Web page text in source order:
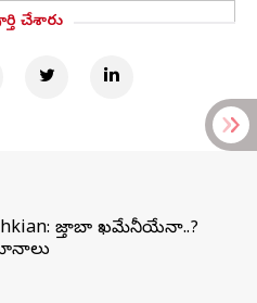
చేశారు
మొజ్తాబా ఖమేనీయేనా..?